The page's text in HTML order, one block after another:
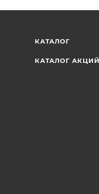
КАТАЛОГ
КАТАЛОГ АКЦИЙ